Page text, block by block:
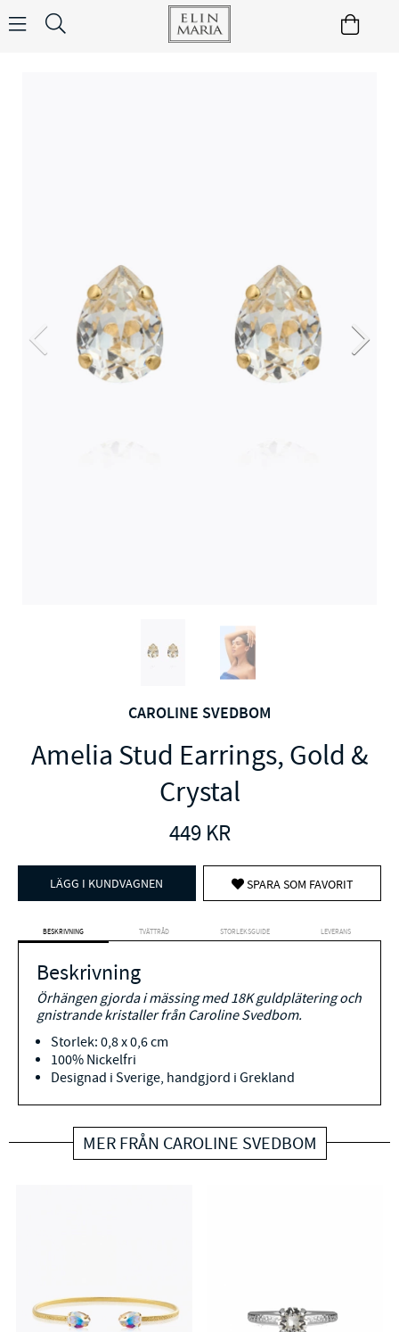
CAROLINE SVEDBOM
Amelia Stud Earrings, Gold &
Crystal
449KR
LÄGG I KUNDVAGNEN SPARA SOM FAVORIT
BESKRIVNING TVÄTTRÅD STORLEKSGUIDE LEVERANS
Beskrivning
Örhängen gjorda i mässing med 18K guldplätering och
gnistrande kristaller från Caroline Svedbom.
Storlek: 0,8 x 0,6 cm
100% Nickelfri
Designad i Sverige, handgjord i Grekland
MER FRÅN CAROLINE SVEDBOM